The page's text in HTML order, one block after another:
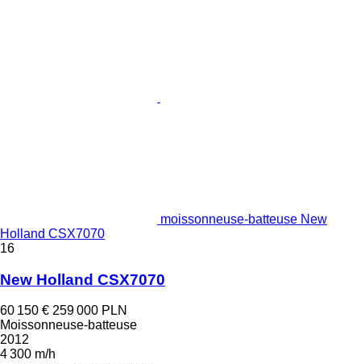
moissonneuse-batteuse New
Holland CSX7070
16
New Holland CSX7070
60 150 € 259 000 PLN
Moissonneuse-batteuse
2012
4 300 m/h